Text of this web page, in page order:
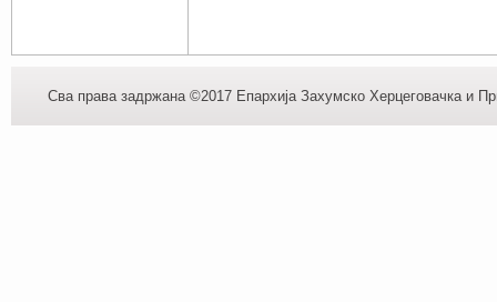
Сва права задржана ©2017 Епархија Захумско Херцеговачка и